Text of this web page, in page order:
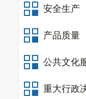
安全生产
产品质量
公共文化
重大行政